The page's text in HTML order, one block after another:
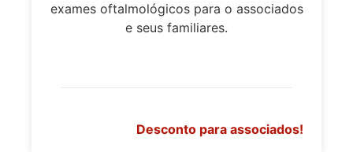
exames oftalmológicos para o associados
e seus familiares.
Desconto para associados!